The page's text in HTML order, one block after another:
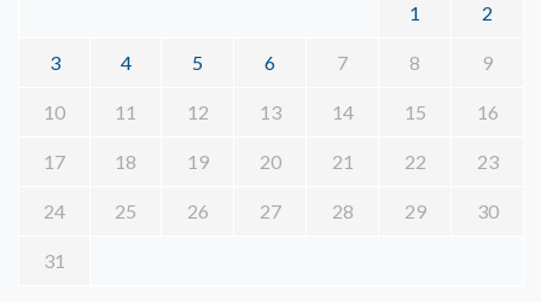
1 2
3 4 5 6 7 8 9
10 11 12 13 14 15 16
17 18 19 20 21 22 23
24 25 26 27 28 29 30
31